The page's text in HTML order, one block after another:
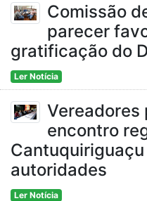
Comissão
parecer
gratificação do
Ler Notícia
Vereadores
encontro
autoridades
Ler Notícia